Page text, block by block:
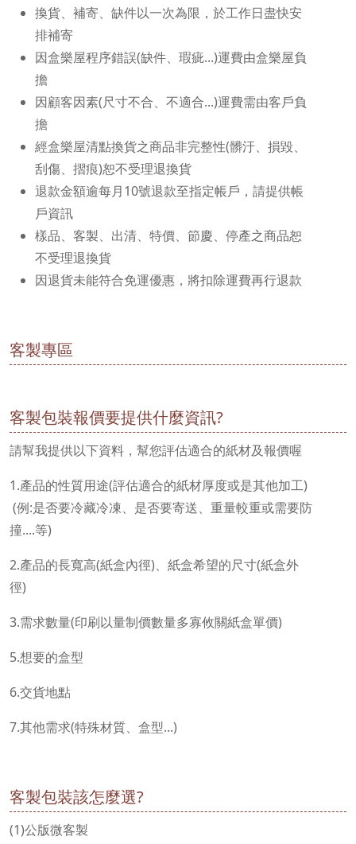
換貨、補寄、缺件以一次為限，於工作日盡快安
排補寄
因盒樂屋程序錯誤(缺件、瑕疵...)運費由盒樂屋負
擔
因顧客因素(尺寸不合、不適合...)運費需由客戶負
擔
經盒樂屋清點換貨之商品非完整性(髒汙、損毀、
刮傷、摺痕)恕不受理退換貨
退款金額逾每月10號退款至指定帳戶，請提供帳
戶資訊
樣品、客製、出清、特價、節慶、停產之商品恕
不受理退換貨
因退貨未能符合免運優惠，將扣除運費再行退款
客製專區
客製包裝報價要提供什麼資訊?
請幫我提供以下資料，幫您評估適合的紙材及報價喔
1.產品的性質用途(評估適合的紙材厚度或是其他加工)
(例:是否要冷藏冷凍、是否要寄送、重量較重或需要防
撞....等)
2.產品的長寬高(紙盒內徑)、紙盒希望的尺寸(紙盒外
徑)
3.需求數量(印刷以量制價數量多寡攸關紙盒單價)
5.想要的盒型
6.交貨地點
7.其他需求(特殊材質、盒型...)
客製包裝該怎麼選?
(1)公版微客製